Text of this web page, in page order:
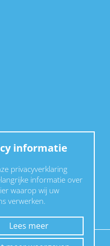
informatie
privacyverklaring
informatie over
waarop wij uw
verwerken.
Lees meer